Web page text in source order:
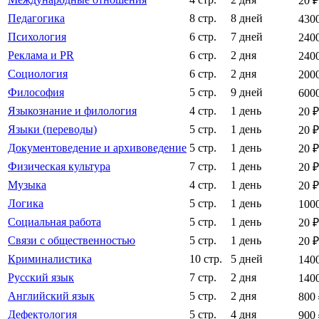
Педагогика
8 стр. 8 дней
Психология
6 стр. 7 дней
Реклама и PR
6 стр. 2 дня
Социология
6 стр. 2 дня
Философия
5 стр. 9 дней
Языкознание и филология
4 стр. 1 день
20 ₽
Языки (переводы)
5 стр. 1 день
20 ₽
Документоведение и архивоведение 5 стр. 1 день
20 ₽
Физическая культура
7 стр. 1 день
20 ₽
Музыка
4 стр. 1 день
20 ₽
Логика
5 стр. 1 день
Социальная работа
5 стр. 1 день
20 ₽
Связи с общественностью
5 стр. 1 день
20 ₽
Криминалистика
10 стр. 5 дней
Русский язык
7 стр. 2 дня
Английский язык
5 стр. 2 дня
800
Дефектология
5 стр. 4 дня
900